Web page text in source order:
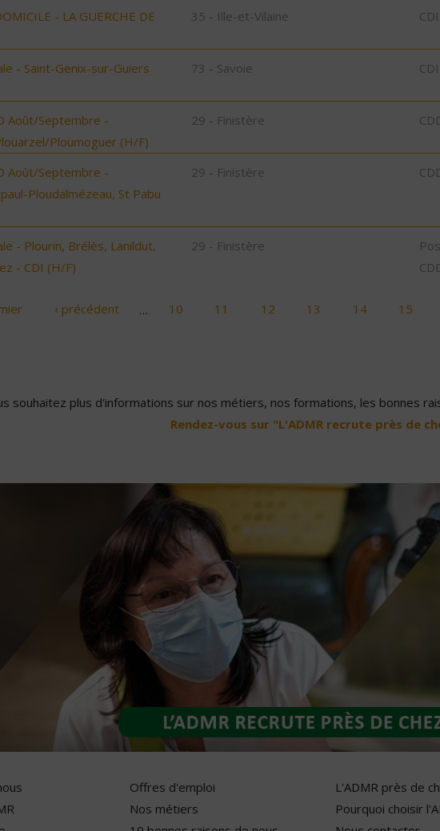
- LA GUERCHE DE
35 - Ille-et-Vilaine CDI
- Saint-Genix-sur-Guiers
73 - Savoie CDI
Août/Septembre -
Ploumoguer (H/F)
29 - Finistère
Août/Septembre -
Ploudalmézeau, St Pabu
29 - Finistère
- Plourin, Brélès, Lanildut,
- CDI (H/F)
29 - Finistère
‹ précédent … 10 11 12 13 14 15
souhaitez plus d'informations sur nos métiers, nos formations, les bonnes
Rendez-vous sur "L'ADMR recrute près de
Offres d'emploi
Nos métiers
L'ADMR près de
Pourquoi choisir